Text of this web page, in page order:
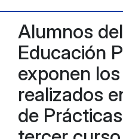
Alumnos
Educación
exponen
realizados
de